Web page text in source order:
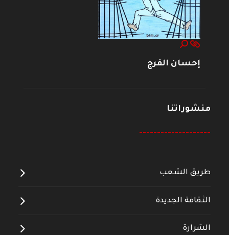
إحسان الفرج
منشوراتنا
--------------------
طريق الشعب
الثقافة الجديدة
الشرارة